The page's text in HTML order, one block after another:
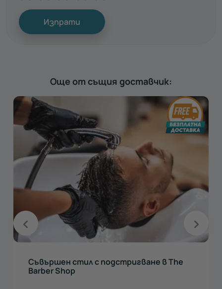
Изпрати
Още от същия доставчик:
Съвършен стил с подстригване в The
Barber Shop